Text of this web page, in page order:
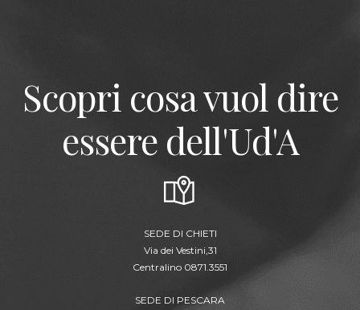
Scopri cosa vuol dire
essere dell'Ud'A
SEDE DI CHIETI
Via dei Vestini,31
Centralino 0871.3551
SEDE DI PESCARA